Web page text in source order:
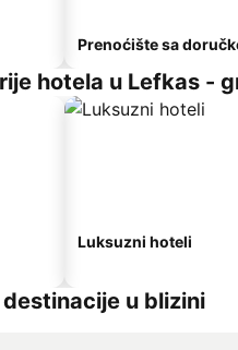
Prenoćište sa
hotela u Lefkas -
Luksuzni hoteli
u blizini